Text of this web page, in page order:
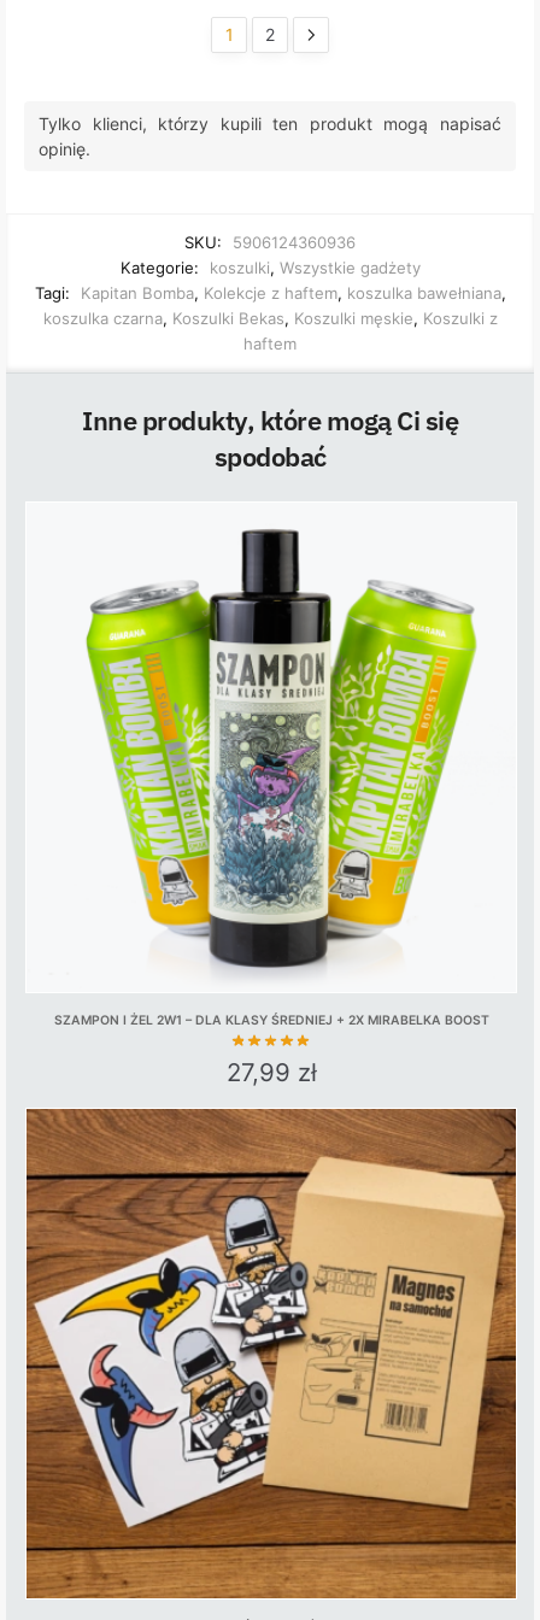
1 2
Tylko klienci, którzy kupili ten produkt mogą napisać
opinię.
SKU:
5906124360936
Kategorie:
koszulki, Wszystkie gadżety
Tagi:
Kapitan Bomba, Kolekcje z haftem, koszulka bawełniana,
koszulka czarna, Koszulki Bekas, Koszulki męskie, Koszulki z
haftem
Inne produkty, które mogą Ci się
spodobać
SZAMPON I ŻEL 2W1 – DLA KLASY ŚREDNIEJ + 2X MIRABELKA BOOST
27,99 zł